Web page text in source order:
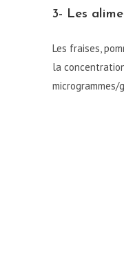
3- Les
Les fraises,
la
microgrammes/